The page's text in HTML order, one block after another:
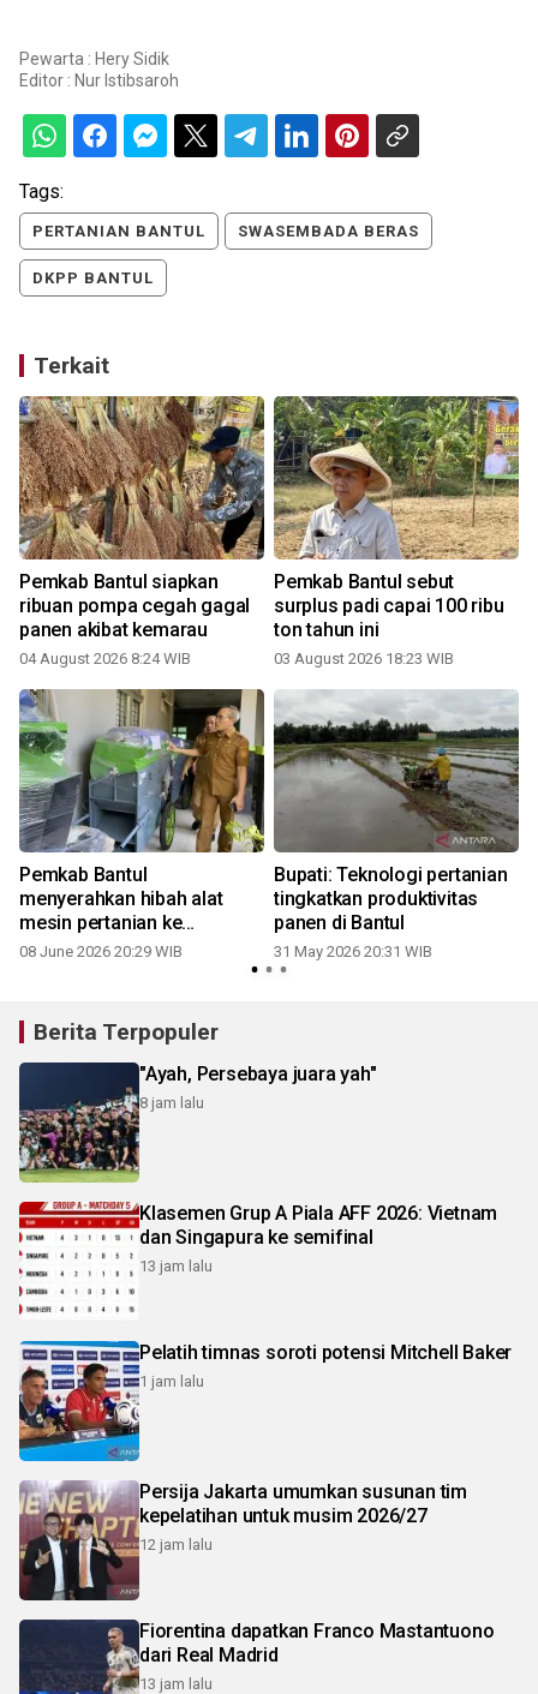
Pewarta : Hery Sidik
Editor : Nur Istibsaroh
Tags:
PERTANIAN BANTUL SWASEMBADA BERAS
DKPP BANTUL
Terkait
Pemkab Bantul siapkan
ribuan pompa cegah gagal
panen akibat kemarau
04 August 2026 8:24 WIB
Pemkab Bantul sebut
surplus padi capai 100 ribu
ton tahun ini
03 August 2026 18:23 WIB
Pemkab Bantul
menyerahkan hibah alat
mesin pertanian ke
Gapoktan
08 June 2026 20:29 WIB
Bupati: Teknologi pertanian
tingkatkan produktivitas
panen di Bantul
31 May 2026 20:31 WIB
Berita Terpopuler
"Ayah, Persebaya juara yah"
8 jam lalu
Klasemen Grup A Piala AFF 2026: Vietnam
dan Singapura ke semifinal
13 jam lalu
Pelatih timnas soroti potensi Mitchell Baker
1 jam lalu
Persija Jakarta umumkan susunan tim
kepelatihan untuk musim 2026/27
12 jam lalu
Fiorentina dapatkan Franco Mastantuono
dari Real Madrid
13 jam lalu